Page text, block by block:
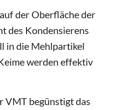
der Oberfläche der
des Kondensierens
in die Mehlpartikel
werden effektiv
VMT begünstigt das